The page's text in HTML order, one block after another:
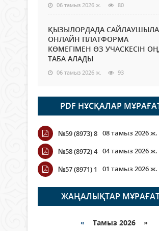
06 тамыз 2026 ж. 80
ҚЫЗЫЛОРДАДА
ОНЛАЙН ПЛАТФОРМА
КӨМЕГІМЕН ӨЗ УЧАСКЕСІН
ТАБА АЛАДЫ
06 тамыз 2026 ж. 93
Open Air: Қызылорда облысы
полиция департаменті 20
мыңнан астам көрерменнің
қауіпсіздігін қамтамасыз етті
06 тамыз 2026 ж.
Wi-Fi ҚАБЫРҒА АРҚЫЛЫ ҚАЛАЙ
ӨТЕДІ?
06 тамыз 2026 ж. 270
граждане Казахстана,
PDF НҰСҚАЛАР
№59 (8973) 8 08 тамыз 2026 ж.
№58 (8972) 4 04 тамыз 2026 ж.
№57 (8971) 1
01 тамыз 2026 ж.
ЖАҢАЛЫҚТАР
« Тамыз 2026 »